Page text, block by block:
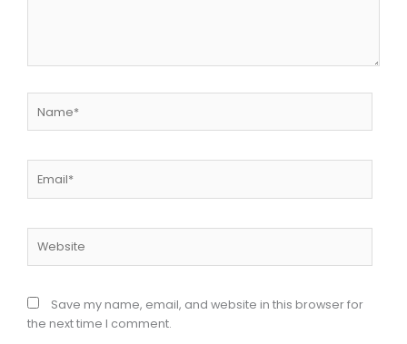
Save my name, email, and website in this browser for
the next time I comment.